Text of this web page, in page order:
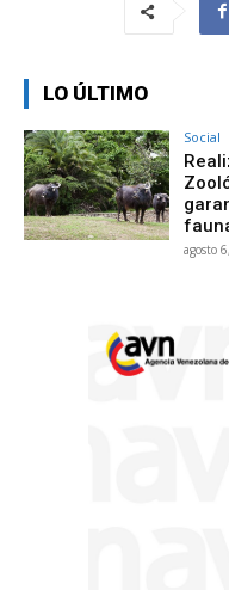
LO ÚLTIMO
Social
agosto